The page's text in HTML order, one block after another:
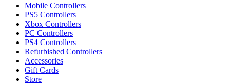
Mobile Controllers
PS5 Controllers
Xbox Controllers
PC Controllers
PS4 Controllers
Refurbished Controllers
Accessories
Gift Cards
Store